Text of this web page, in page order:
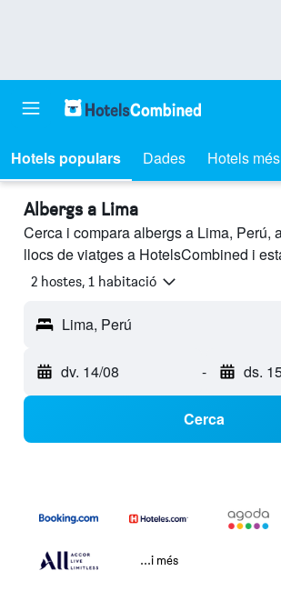
Hotels populars Dades Hotels
Albergs a Lima
Cerca i compara albergs a Lima, Perú,
llocs de viatges a HotelsCombined i
2 hostes, 1 habitació
Lima, Perú
dv. 14/08 - ds.
Cerca
...i més